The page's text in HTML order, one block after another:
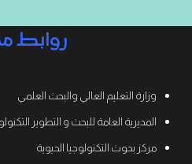
روابط
وزارة التعليم العالي والبحث العلمي
المديرية العامة للبحث و التطوير
مركز بحوث التكنولوجيا الحيوية